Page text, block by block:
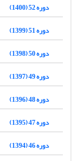
دوره 52 (1400)
دوره 51 (1399)
دوره 50 (1398)
دوره 49 (1397)
دوره 48 (1396)
دوره 47 (1395)
دوره 46 (1394)